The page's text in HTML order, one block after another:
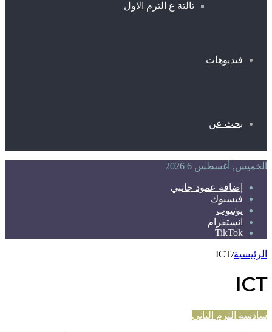
تالتة ع الترم الاول
فيديوهات
بحث عن
الخميس, أغسطس 6 2026
إضافة عمود جانبي
فيسبوك
يوتيوب
انستقرام
TikTok
الرئيسية/
ICT
ICT
سادسة الترم الثاني